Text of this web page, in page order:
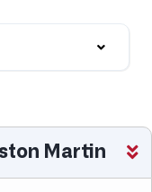
Martin